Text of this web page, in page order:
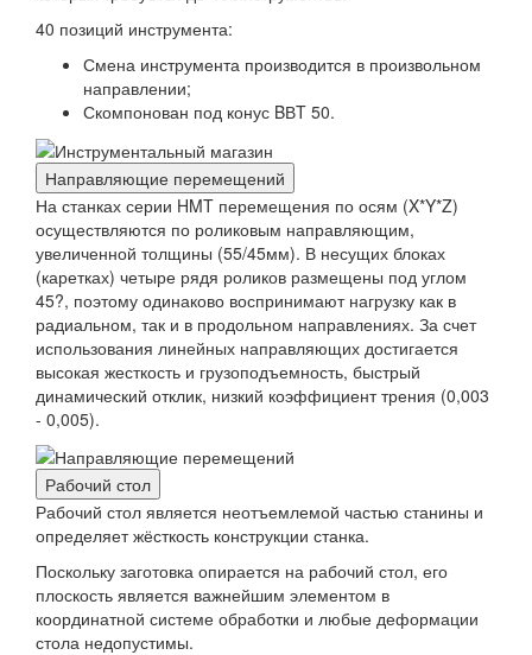
40 позиций инструмента:
Смена инструмента производится в произвольном
направлении;
Скомпонован под конус BВT 50.
Направляющие перемещений
На станках серии HMT перемещения по осям (X*Y*Z)
осуществляются по роликовым направляющим,
увеличенной толщины (55/45мм). В несущих блоках
(каретках) четыре рядя роликов размещены под углом
45?, поэтому одинаково воспринимают нагрузку как в
радиальном, так и в продольном направлениях. За счет
использования линейных направляющих достигается
высокая жесткость и грузоподъемность, быстрый
динамический отклик, низкий коэффициент трения (0,003
- 0,005).
Рабочий стол
Рабочий стол является неотъемлемой частью станины и
определяет жёсткость конструкции станка.
Поскольку заготовка опирается на рабочий стол, его
плоскость является важнейшим элементом в
координатной системе обработки и любые деформации
стола недопустимы.